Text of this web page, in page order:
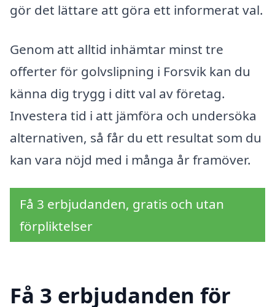
gör det lättare att göra ett informerat val.
Genom att alltid inhämtar minst tre
offerter för golvslipning i Forsvik kan du
känna dig trygg i ditt val av företag.
Investera tid i att jämföra och undersöka
alternativen, så får du ett resultat som du
kan vara nöjd med i många år framöver.
Få 3 erbjudanden, gratis och utan
förpliktelser
Få 3 erbjudanden för